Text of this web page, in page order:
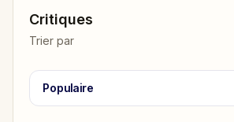
Critiques
Trier par
Populaire